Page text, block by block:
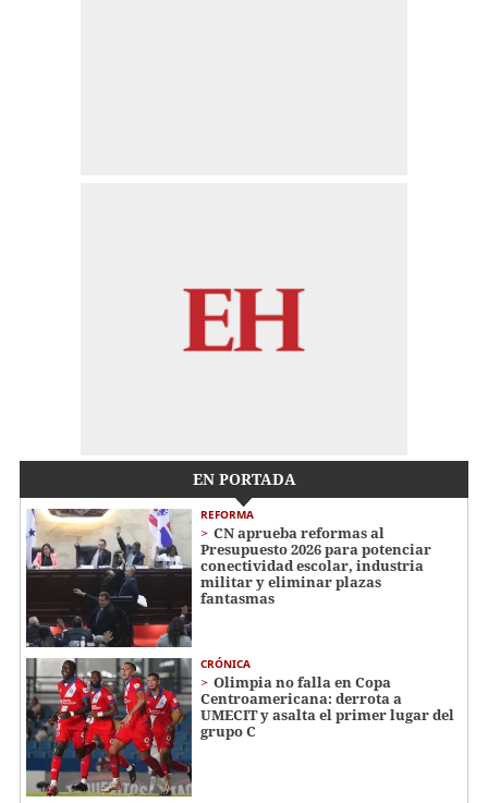
EN PORTADA
REFORMA
CN aprueba reformas al
Presupuesto 2026 para potenciar
conectividad escolar, industria
militar y eliminar plazas
fantasmas
CRÓNICA
Olimpia no falla en Copa
Centroamericana: derrota a
UMECIT y asalta el primer lugar del
grupo C